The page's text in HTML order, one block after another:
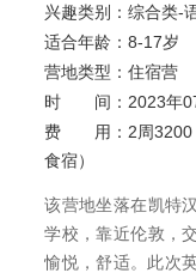
兴趣类别：综合类-
适合年龄：8-17岁
营地类型：住宿营
时 间： 2023年
费 用： 2周
食宿）
该营地坐落在凯特
学校，靠近伦敦，
愉悦，舒适。此次